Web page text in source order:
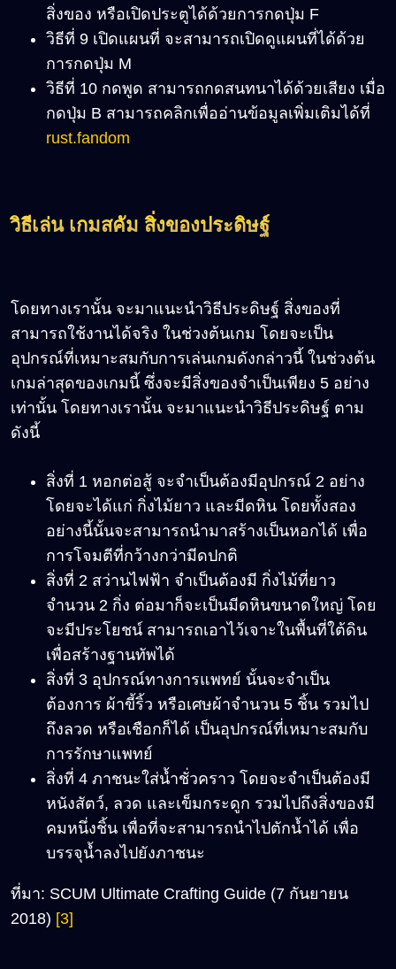
สิ่งของ หรือเปิดประตูได้ด้วยการกดปุ่ม F
วิธีที่ 9 เปิดแผนที่ จะสามารถเปิดดูแผนที่ได้ด้วย
การกดปุ่ม M
วิธีที่ 10 กดพูด สามารถกดสนทนาได้ด้วยเสียง เมื่อ
กดปุ่ม B สามารถคลิกเพื่ออ่านข้อมูลเพิ่มเติมได้ที่
rust.fandom
วิธีเล่น เกมสคัม สิ่งของประดิษฐ์
โดยทางเรานั้น จะมาแนะนำวิธีประดิษฐ์ สิ่งของที่
สามารถใช้งานได้จริง ในช่วงต้นเกม โดยจะเป็น
อุปกรณ์ที่เหมาะสมกับการเล่นเกมดังกล่าวนี้ ในช่วงต้น
เกมล่าสุดของเกมนี้ ซึ่งจะมีสิ่งของจำเป็นเพียง 5 อย่าง
เท่านั้น โดยทางเรานั้น จะมาแนะนำวิธีประดิษฐ์ ตาม
ดังนี้
สิ่งที่ 1 หอกต่อสู้ จะจำเป็นต้องมีอุปกรณ์ 2 อย่าง
โดยจะได้แก่ กิ่งไม้ยาว และมีดหิน โดยทั้งสอง
อย่างนี้นั้นจะสามารถนำมาสร้างเป็นหอกได้ เพื่อ
การโจมตีที่กว้างกว่ามีดปกติ
สิ่งที่ 2 สว่านไฟฟ้า จำเป็นต้องมี กิ่งไม้ที่ยาว
จำนวน 2 กิ่ง ต่อมาก็จะเป็นมีดหินขนาดใหญ่ โดย
จะมีประโยชน์ สามารถเอาไว้เจาะในพื้นที่ใต้ดิน
เพื่อสร้างฐานทัพได้
สิ่งที่ 3 อุปกรณ์ทางการแพทย์ นั้นจะจำเป็น
ต้องการ ผ้าขี้ริ้ว หรือเศษผ้าจำนวน 5 ชิ้น รวมไป
ถึงลวด หรือเชือกก็ได้ เป็นอุปกรณ์ที่เหมาะสมกับ
การรักษาแพทย์
สิ่งที่ 4 ภาชนะใส่น้ำชั่วคราว โดยจะจำเป็นต้องมี
หนังสัตว์, ลวด และเข็มกระดูก รวมไปถึงสิ่งของมี
คมหนึ่งชิ้น เพื่อที่จะสามารถนำไปตักน้ำได้ เพื่อ
บรรจุน้ำลงไปยังภาชนะ
ที่มา: SCUM Ultimate Crafting Guide (7 กันยายน
2018) [3]